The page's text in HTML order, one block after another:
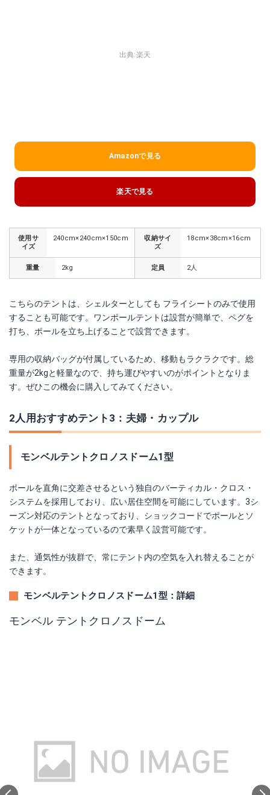
出典:楽天
Amazonで見る
楽天で見る
使用サ
イズ
240cm×240cm×150cm
収納サイ
ズ
18cm×38cm×16cm
重量 2kg 定員 2人
こちらのテントは、シェルターとしても フライシートのみで使用
することも可能です。ワンポールテントは設営が簡単で、ペグを
打ち、ポールを立ち上げることで設営できます。
専用の収納バッグが付属しているため、移動もラクラクです。総
重量が2kgと軽量なので、持ち運びやすいのがポイントとなりま
す。ぜひこの機会に購入してみてください。
2人用おすすめテント3：夫婦・カップル
モンベルテントクロノスドーム1型
ポールを直角に交差させるという独自のバーティカル・クロス・
システムを採用しており、広い居住空間を可能にしています。3シ
ーズン対応のテントとなっており、ショックコードでポールとソ
ケットが一体となっているので素早く設営可能です。
また、通気性が抜群で、常にテント内の空気を入れ替えることが
できます。
モンベルテントクロノスドーム1型：詳細
モンベル テントクロノスドーム